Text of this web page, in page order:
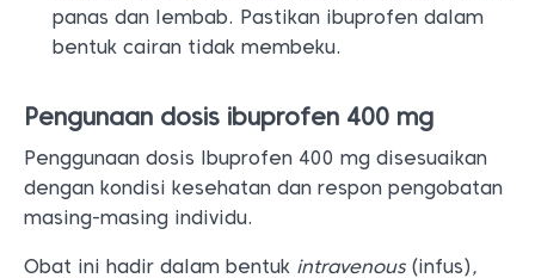
panas dan lembab. Pastikan ibuprofen dalam
bentuk cairan tidak membeku.
Pengunaan dosis ibuprofen 400 mg
Penggunaan dosis Ibuprofen 400 mg disesuaikan
dengan kondisi kesehatan dan respon pengobatan
masing-masing individu.
Obat ini hadir dalam bentuk intravenous(infus),